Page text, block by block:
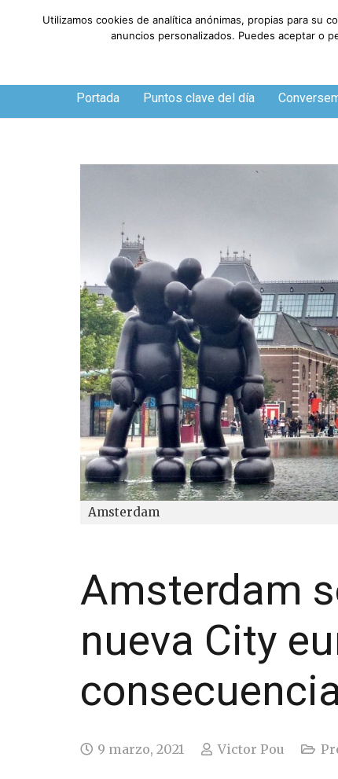
Jueves, 6 de agosto de 2026
Portada Puntos clave del día
Amsterdam
Amsterdam
nueva City
9 marzo, 2021 Victor Pou
Utilizamos cookies de analítica anónimas, propias para su
anuncios personalizados. Puedes aceptar o